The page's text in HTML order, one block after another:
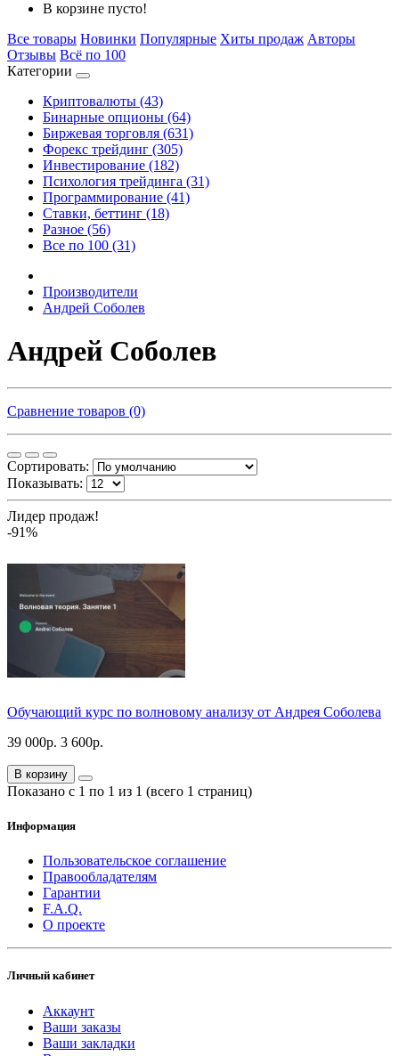
В корзине пусто!
Все товары Новинки Популярные Хиты продаж Авторы
Отзывы Всё по 100
Категории
Криптовалюты (43)
Бинарные опционы (64)
Биржевая торговля (631)
Форекс трейдинг (305)
Инвестирование (182)
Психология трейдинга (31)
Программирование (41)
Ставки, беттинг (18)
Разное (56)
Все по 100 (31)
Производители
Андрей Соболев
Андрей Соболев
Сравнение товаров (0)
Сортировать:
Показывать:
Лидер продаж!
-91%
Обучающий курс по волновому анализу от Андрея Соболева
39 000р. 3 600р.
В корзину
Показано с 1 по 1 из 1 (всего 1 страниц)
Информация
Пользовательское соглашение
Правообладателям
Гарантии
F.A.Q.
О проекте
Личный кабинет
Аккаунт
Ваши заказы
Ваши закладки